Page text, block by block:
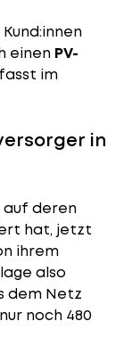
einen PV-
im
in
auf deren
hat, jetzt
ihrem
also
dem Netz
noch 480